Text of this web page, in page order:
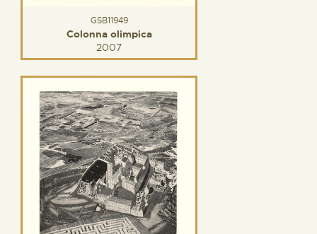
GSB11949
Colonna olimpica
2007